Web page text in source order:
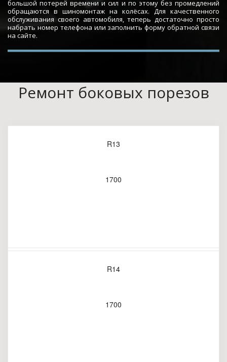
большой потерей времени и сил и по этому без промедлений
обращаются в шиномонтаж на колёсах. Для качественного
обслуживания своего автомобиля, теперь достаточно просто
набрать номер телефона или заполнить форму обратной связи
на сайте.
Ремонт боковых порезов
R13
1700
R14
1700